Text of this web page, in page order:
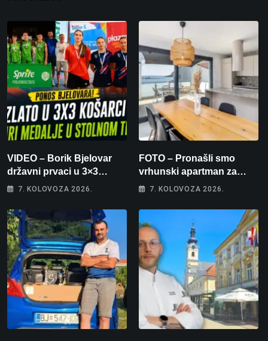
VIDEO – Borik Bjelovar
državni prvaci u 3×3
košarci, Klara Končar je
stolnom tenisu!
7. KOLOVOZA 2026.
FOTO – Pronašli smo
vrhunski apartman za
odmor: Pogled na more, tri
osvaja
7. KOLOVOZA 2026.